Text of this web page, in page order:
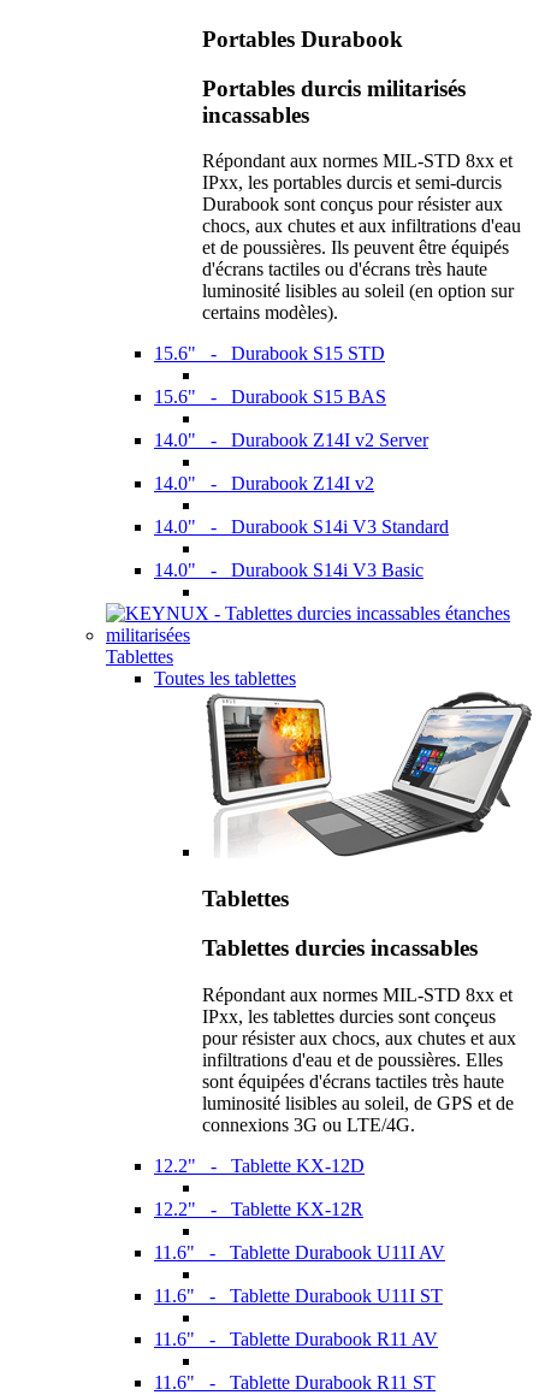
Portables Durabook
Portables durcis militarisés
incassables
Répondant aux normes MIL-STD 8xx et
IPxx, les portables durcis et semi-durcis
Durabook sont conçus pour résister aux
chocs, aux chutes et aux infiltrations d'eau
et de poussières. Ils peuvent être équipés
d'écrans tactiles ou d'écrans très haute
luminosité lisibles au soleil (en option sur
certains modèles).
15.6" - Durabook S15 STD
15.6" - Durabook S15 BAS
14.0" - Durabook Z14I v2 Server
14.0" - Durabook Z14I v2
14.0" - Durabook S14i V3 Standard
14.0" - Durabook S14i V3 Basic
Tablettes
Toutes les tablettes
Tablettes
Tablettes durcies incassables
Répondant aux normes MIL-STD 8xx et
IPxx, les tablettes durcies sont conçeus
pour résister aux chocs, aux chutes et aux
infiltrations d'eau et de poussières. Elles
sont équipées d'écrans tactiles très haute
luminosité lisibles au soleil, de GPS et de
connexions 3G ou LTE/4G.
12.2" - Tablette KX-12D
12.2" - Tablette KX-12R
11.6" - Tablette Durabook U11I AV
11.6" - Tablette Durabook U11I ST
11.6" - Tablette Durabook R11 AV
11.6" - Tablette Durabook R11 ST